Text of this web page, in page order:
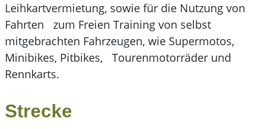
Leihkartvermietung, sowie für die Nutzung von
Fahrten zum Freien Training von selbst
mitgebrachten Fahrzeugen, wie Supermotos,
Minibikes, Pitbikes, Tourenmotorräder und
Rennkarts.
Strecke